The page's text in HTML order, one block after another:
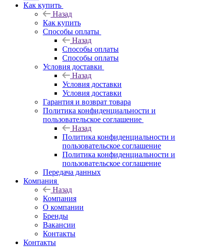
Как купить
Назад
Как купить
Способы оплаты
Назад
Способы оплаты
Способы оплаты
Условия доставки
Назад
Условия доставки
Условия доставки
Гарантия и возврат товара
Политика конфиденциальности и
пользовательское соглашение
Назад
Политика конфиденциальности и
пользовательское соглашение
Политика конфиденциальности и
пользовательское соглашение
Передача данных
Компания
Назад
Компания
О компании
Бренды
Вакансии
Контакты
Контакты